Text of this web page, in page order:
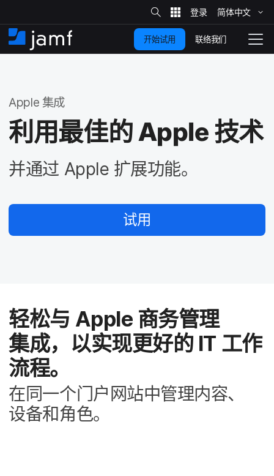
​
至
​
内
容
站
​内
​搜
索
简体​中文
首
​
拨
动
开始试用 联络我们
Apple 集成
利用​最佳​的 Apple 技术
并​通过 Apple 扩展​功能。
试用
轻松​与 Apple 商务​管理​
集成，​以​实现​更​好​的 IT 工作​
流程。
在​同​一​个​门户​网站​中​管理​内容、​
设备​和​角色。